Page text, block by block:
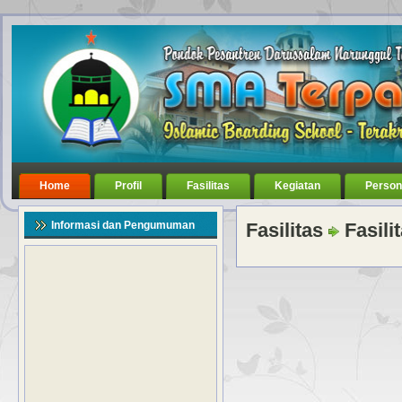
Home Profil Fasilitas Kegiatan
Informasi dan Pengumuman Fasilitas